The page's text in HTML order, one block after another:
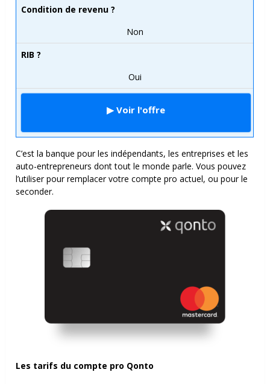
Condition de revenu ?
Non
RIB ?
Oui
▶ Voir l'offre
C’est la banque pour les indépendants, les entreprises et les
auto-entrepreneurs dont tout le monde parle. Vous pouvez
l’utiliser pour remplacer votre compte pro actuel, ou pour le
seconder.
Les tarifs du compte pro Qonto